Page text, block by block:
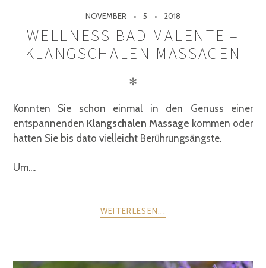
NOVEMBER 5 2018
WELLNESS BAD MALENTE –
KLANGSCHALEN MASSAGEN
✻
Konnten Sie schon einmal in den Genuss einer
entspannenden Klangschalen Massage kommen oder
hatten Sie bis dato vielleicht Berührungsängste.
Um....
WEITERLESEN...